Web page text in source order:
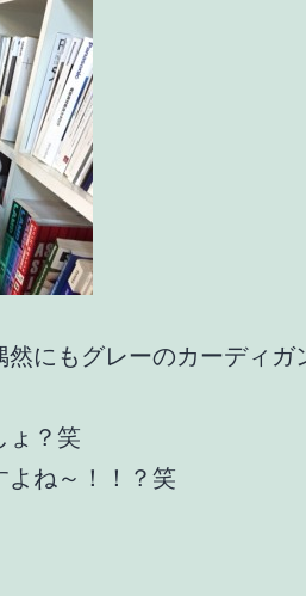
にもグレーのカーディガ
ょ？笑
よね～！！？笑